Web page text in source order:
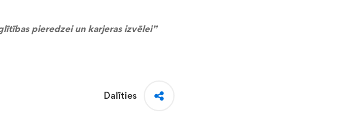
pieredzei un karjeras izvēlei”
Dalīties